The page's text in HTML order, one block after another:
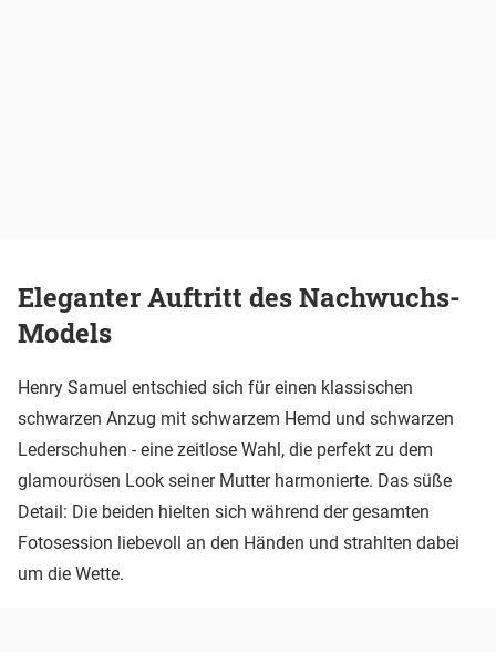
Eleganter Auftritt des Nachwuchs-
Models
Henry Samuel entschied sich für einen klassischen
schwarzen Anzug mit schwarzem Hemd und schwarzen
Lederschuhen - eine zeitlose Wahl, die perfekt zu dem
glamourösen Look seiner Mutter harmonierte. Das süße
Detail: Die beiden hielten sich während der gesamten
Fotosession liebevoll an den Händen und strahlten dabei
um die Wette.